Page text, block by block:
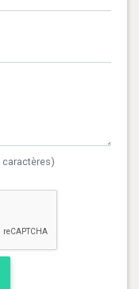
caractères)